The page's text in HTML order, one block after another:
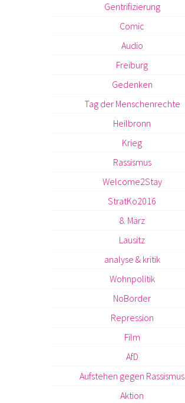
Gentrifizierung
Comic
Audio
Freiburg
Gedenken
Tag der Menschenrechte
Heilbronn
Krieg
Rassismus
Welcome2Stay
StratKo2016
8. März
Lausitz
analyse & kritik
Wohnpolitik
NoBorder
Repression
Film
AfD
Aufstehen gegen Rassismus
Aktion